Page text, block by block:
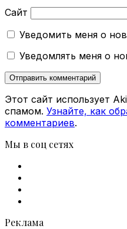
Сайт
Уведомить меня о
Уведомлять меня о
Этот сайт использует
спамом. Узнайте, как
комментариев.
Мы в соц сетях
Реклама